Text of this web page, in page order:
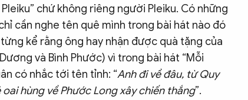
chứ không riêng người Pleiku. Có những
cần nghe tên quê mình trong bài hát nào đó
từng kể rằng ông hay nhận được quà tặng của
và Bình Phước) vì trong bài hát “Mỗi
có nhắc tới tên tỉnh: “Anh đi về đâu, từ Quy
hùng về Phước Long xây chiến thắng”.